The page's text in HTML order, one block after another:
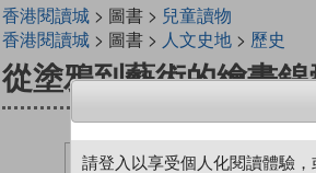
香港閱讀城> 圖書 > 兒童讀物
香港閱讀城> 圖書 > 人文史地> 歷史
從塗鴉到藝術的繪畫錦
請登入以享受個人化閱讀體驗，